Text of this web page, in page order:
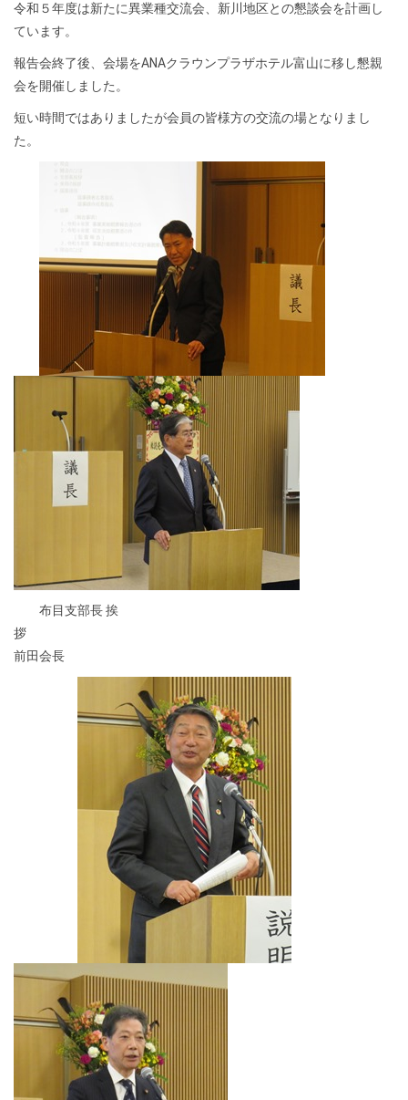
令和５年度は新たに異業種交流会、新川地区との懇談会を計画し
ています。
報告会終了後、会場をANAクラウンプラザホテル富山に移し懇親
会を開催しました。
短い時間ではありましたが会員の皆様方の交流の場となりまし
た。
布目支部長 挨
前田会長